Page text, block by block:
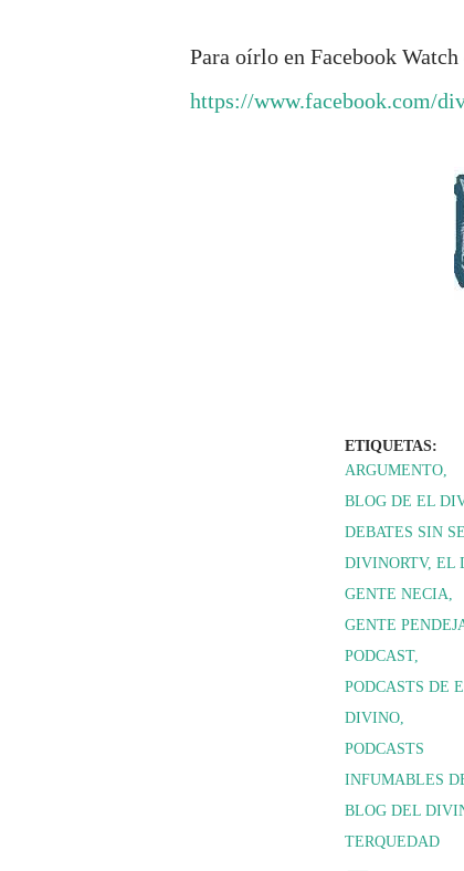
Para oírlo en Facebook
https://www.facebook.com/
ETIQUETAS:
ARGUMENTO
BLOG DE EL
DEBATES SIN
DIVINORTV EL
GENTE NECIA
GENTE
PODCAST
PODCASTS DE
DIVINO
PODCASTS
INFUMABLES
BLOG DEL
TERQUEDAD